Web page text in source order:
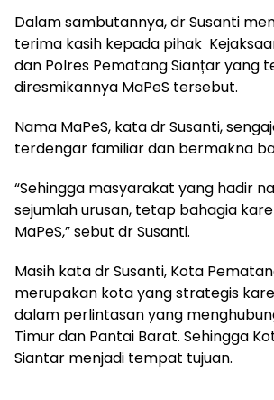
Dalam sambutannya, dr Susanti
terima kasih kepada pihak
dan Polres Pematang Sianțar yang
diresmikannya MaPeS tersebut.
Nama MaPeS, kata dr Susanti,
terdengar familiar dan bermakna
“Sehingga masyarakat yang hadir
sejumlah urusan, tetap bahagia
MaPeS,” sebut dr Susanti.
Masih kata dr Susanti, Kota
merupakan kota yang strategis
dalam perlintasan yang
Timur dan Pantai Barat. Sehingga
Siantar menjadi tempat tujuan.